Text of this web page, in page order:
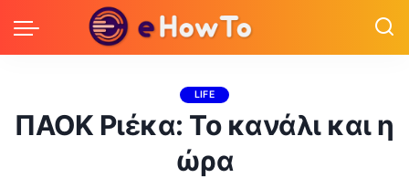
LIFE
ΠΑΟΚ Ριέκα: Το κανάλι και η
ώρα